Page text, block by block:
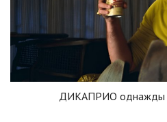
ДИКАПРИО однажды